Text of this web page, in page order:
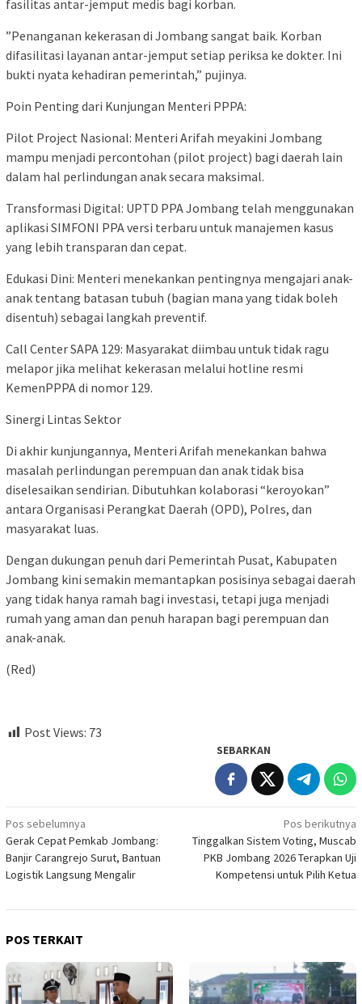
fasilitas antar-jemput medis bagi korban.
​”Penanganan kekerasan di Jombang sangat baik. Korban
difasilitasi layanan antar-jemput setiap periksa ke dokter. Ini
bukti nyata kehadiran pemerintah,” pujinya.
​Poin Penting dari Kunjungan Menteri PPPA:
​Pilot Project Nasional: Menteri Arifah meyakini Jombang
mampu menjadi percontohan (pilot project) bagi daerah lain
dalam hal perlindungan anak secara maksimal.
​Transformasi Digital: UPTD PPA Jombang telah menggunakan
aplikasi SIMFONI PPA versi terbaru untuk manajemen kasus
yang lebih transparan dan cepat.
​Edukasi Dini: Menteri menekankan pentingnya mengajari anak-
anak tentang batasan tubuh (bagian mana yang tidak boleh
disentuh) sebagai langkah preventif.
​Call Center SAPA 129: Masyarakat diimbau untuk tidak ragu
melapor jika melihat kekerasan melalui hotline resmi
KemenPPPA di nomor 129.
​Sinergi Lintas Sektor
​Di akhir kunjungannya, Menteri Arifah menekankan bahwa
masalah perlindungan perempuan dan anak tidak bisa
diselesaikan sendirian. Dibutuhkan kolaborasi “keroyokan”
antara Organisasi Perangkat Daerah (OPD), Polres, dan
masyarakat luas.
​Dengan dukungan penuh dari Pemerintah Pusat, Kabupaten
Jombang kini semakin memantapkan posisinya sebagai daerah
yang tidak hanya ramah bagi investasi, tetapi juga menjadi
rumah yang aman dan penuh harapan bagi perempuan dan
anak-anak.
(Red)
Post Views: 73
SEBARKAN
Navigasi
pos
Pos sebelumnya
Gerak Cepat Pemkab Jombang:
Banjir Carangrejo Surut, Bantuan
Logistik Langsung Mengalir
Pos berikutnya
Tinggalkan Sistem Voting, Muscab
PKB Jombang 2026 Terapkan Uji
Kompetensi untuk Pilih Ketua
POS TERKAIT